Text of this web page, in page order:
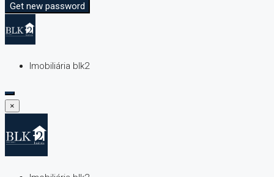
Get new password
Imobiliária blk2
×